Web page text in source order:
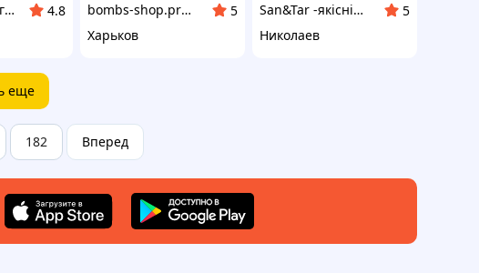
Интернет-магазин "Мир штор"
4.8
bombs-shop.prom.ua
5
Харьков
San&Tar -якісні тканини для одягу
5
Николаев
еще
182 Вперед